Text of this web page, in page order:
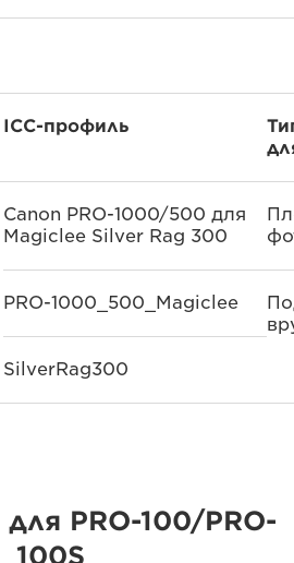
ICC-профиль
Canon PRO-1000/500 для
Magiclee Silver Rag 300
PRO-1000_500_Magiclee
SilverRag300
PRO-100/PRO-
100S